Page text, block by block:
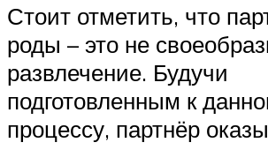
Стоит отметить, что
роды – это не
развлечение. Будучи
подготовленным к
процессу, партнёр